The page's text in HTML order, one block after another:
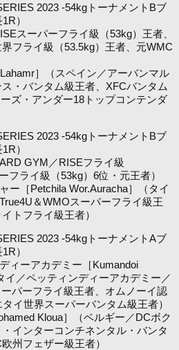
2023 -54kgトーナメントBブ
）
スーパーフライ級（53kg）王者、
フライ級（53.5kg）王者、元WMC
］（スペイン／アーバンマル
・バンタム級王者、XFCバンタム
ズ・アンダー18トップコンテンダ
2023 -54kgトーナメントBブ
）
GYM／RISEフライ級
フライ級（53kg）6位・元王者）
ー［Petchila Wor.Auracha］（タイ
＆WMOスーパーフライ級王
トフライ級王者）
2023 -54kgトーナメントAブ
）
ィーアカデミー［Kumandoi
イ／ペッティンディーアカデミー／
パーフライ級王者、オムノーイ認
イ世界スーパーバンタム級王者）
Kloua］（ベルギー／DCボク
インターコンチネンタル・バンタ
州フェザー級王者）